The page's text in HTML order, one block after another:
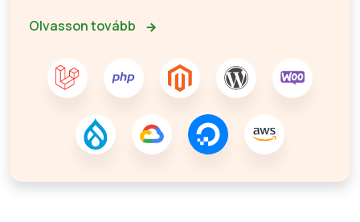
Olvasson tovább